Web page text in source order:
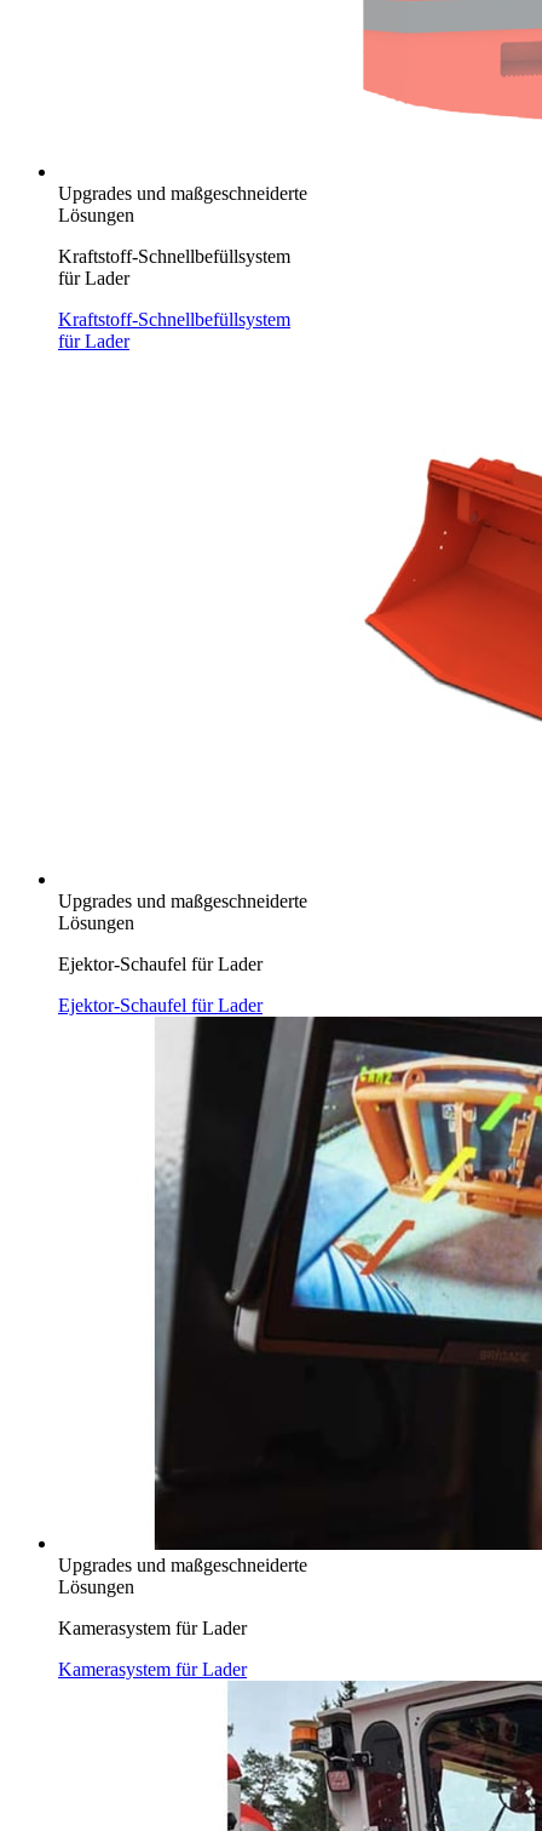
Upgrades und maßgeschneiderte
Lösungen
Kraftstoff-Schnellbefüllsystem
für Lader
Kraftstoff-Schnellbefüllsystem
für Lader
Upgrades und maßgeschneiderte
Lösungen
Ejektor-Schaufel für Lader
Ejektor-Schaufel für Lader
Upgrades und maßgeschneiderte
Lösungen
Kamerasystem für Lader
Kamerasystem für Lader